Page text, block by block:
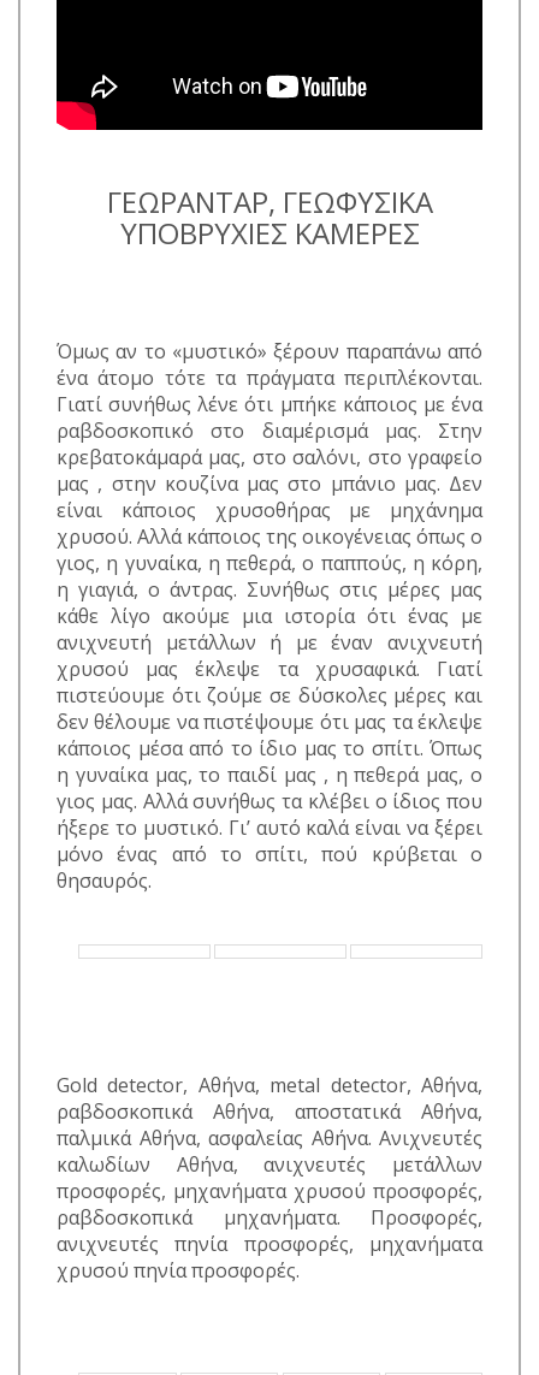
ΓΕΩΡΑΝΤΑΡ, ΓΕΩΦΥΣΙΚΑ
ΥΠΟΒΡΥΧΙΕΣ ΚΑΜΕΡΕΣ
Όμως αν το «μυστικό» ξέρουν παραπάνω από
ένα άτομο τότε τα πράγματα περιπλέκονται.
Γιατί συνήθως λένε ότι μπήκε κάποιος με ένα
ραβδοσκοπικό στο διαμέρισμά μας. Στην
κρεβατοκάμαρά μας, στο σαλόνι, στο γραφείο
μας , στην κουζίνα μας στο μπάνιο μας. Δεν
είναι κάποιος χρυσοθήρας με μηχάνημα
χρυσού. Αλλά κάποιος της οικογένειας όπως ο
γιος, η γυναίκα, η πεθερά, ο παππούς, η κόρη,
η γιαγιά, ο άντρας. Συνήθως στις μέρες μας
κάθε λίγο ακούμε μια ιστορία ότι ένας με
ανιχνευτή μετάλλων ή με έναν ανιχνευτή
χρυσού μας έκλεψε τα χρυσαφικά. Γιατί
πιστεύουμε ότι ζούμε σε δύσκολες μέρες και
δεν θέλουμε να πιστέψουμε ότι μας τα έκλεψε
κάποιος μέσα από το ίδιο μας το σπίτι. Όπως
η γυναίκα μας, το παιδί μας , η πεθερά μας, ο
γιος μας. Αλλά συνήθως τα κλέβει ο ίδιος που
ήξερε το μυστικό. Γι’ αυτό καλά είναι να ξέρει
μόνο ένας από το σπίτι, πού κρύβεται ο
θησαυρός.
Gold detector, Αθήνα, metal detector, Αθήνα,
ραβδοσκοπικά Αθήνα, αποστατικά Αθήνα,
παλμικά Αθήνα, ασφαλείας Αθήνα. Ανιχνευτές
καλωδίων Αθήνα, ανιχνευτές μετάλλων
προσφορές, μηχανήματα χρυσού προσφορές,
ραβδοσκοπικά μηχανήματα. Προσφορές,
ανιχνευτές πηνία προσφορές, μηχανήματα
χρυσού πηνία προσφορές.